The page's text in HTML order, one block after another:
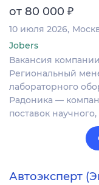
от 80 000 ₽
10 июля 2026
Jobers
Вакансия
Региональный
лабораторного
Радоника —
поставок
Автоэксперт